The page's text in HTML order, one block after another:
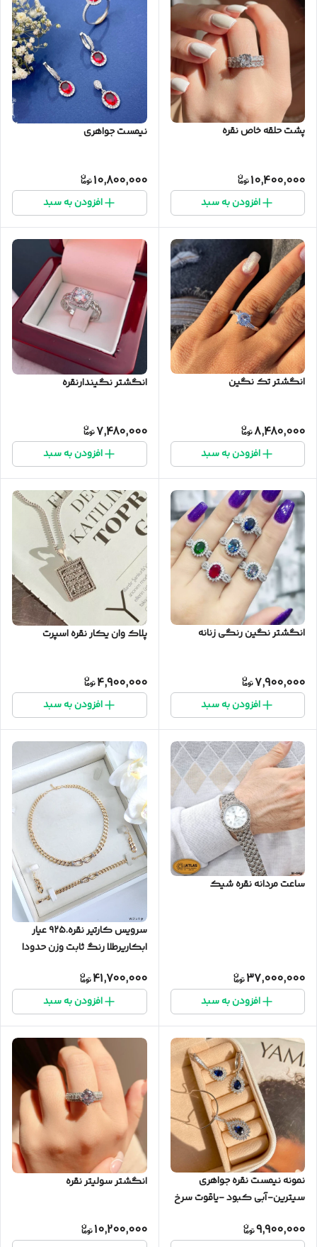
پشت حلقه خاص نقره
10,400,000
افزودن به سبد
نیمست جواهری
10,800,000
افزودن به سبد
انگشتر تک نگین
8,480,000
افزودن به سبد
انگشتر نگیندارنقره
7,480,000
افزودن به سبد
انگشتر نگین رنگی زنانه
7,900,000
افزودن به سبد
پلاک وان یکار نقره اسپرت
4,900,000
افزودن به سبد
ساعت مردانه نقره شیک
37,000,000
افزودن به سبد
سرویس کارتیر نقره.۹۲۵ عیار
ابکاریرطلا رنگ ثابت وزن حدودا
41,700,000
افزودن به سبد
نمونه نیمست نقره جواهری
سیترین-آبی کبود -یاقوت سرخ
9,900,000
انگشتر سولیتر نقره
10,200,000